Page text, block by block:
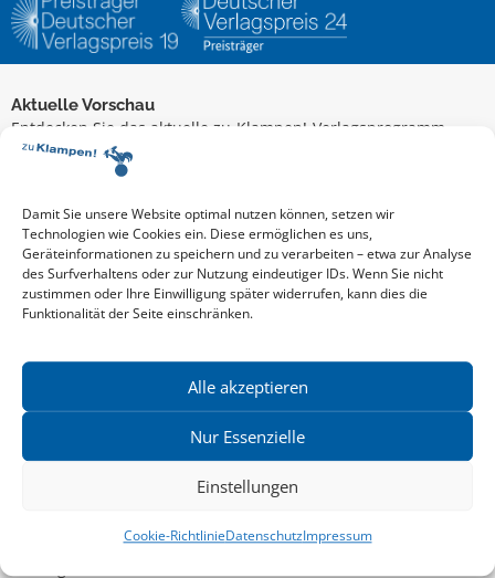
Damit Sie unsere Website optimal nutzen können, setzen wir
Technologien wie Cookies ein. Diese ermöglichen es uns,
Geräteinformationen zu speichern und zu verarbeiten – etwa zur Analyse
des Surfverhaltens oder zur Nutzung eindeutiger IDs. Wenn Sie nicht
zustimmen oder Ihre Einwilligung später widerrufen, kann dies die
Funktionalität der Seite einschränken.
Alle akzeptieren
Nur Essenzielle
Einstellungen
Cookie-RichtlinieDatenschutzImpressum
Aktuelle Vorschau
Entdecken Sie das aktuelle zu-Klampen!-Verlagsprogramm.
Hier finden Sie die Verlagsvorschau – einfach direkt online
reinlesen oder herunterladen.
Mehr aktuelle Vorschauen ansehen
Newsletter
News zu aktuellen Neuheiten und Nachrichten im zu Klampen!
Verlag – jederzeit wieder abbestellbar.
Kritische Theorie / Philosophie
Belletristik & Biografien